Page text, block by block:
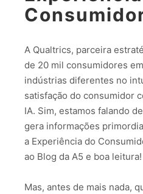
A Qualtrics, parceira
de 20 mil consumidores
indústrias diferentes no
satisfação do consumidor
IA. Sim, estamos falando
gera informações
a Experiência do
ao Blog da A5 e boa leitura!
Mas, antes de mais nada,